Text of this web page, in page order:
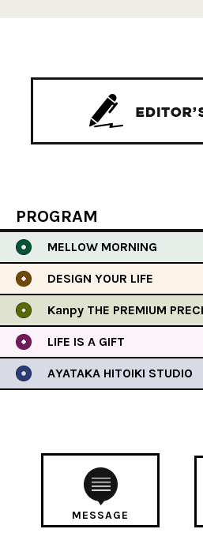
PROGRAM
MELLOW MORNING
DESIGN YOUR LIFE
Kanpy THE PREMIUM
LIFE IS A GIFT
AYATAKA HITOIKI STUDIO
MESSAGE